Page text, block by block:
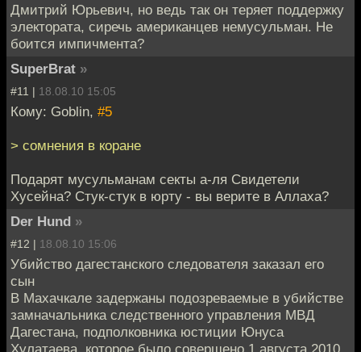
Дмитрий Юрьевич, но ведь так он теряет поддержку
электората, сиречь американцев немусульман. Не
боится импичмента?
SuperBrat »
#11 | 18.08.10 15:05
Кому: Goblin, #5
> сомнения в коране
Подарят мусульманам секты а-ля Свидетели
Хусейна? Стук-стук в юрту - вы верите в Аллаха?
Der Hund »
#12 | 18.08.10 15:06
Убийство дагестанского следователя заказал его
сын
В Махачкале задержаны подозреваемые в убийстве
замначальника следственного управления МВД
Дагестана, подполковника юстиции Юнуса
Хулатаева, которое было совершено 1 августа 2010